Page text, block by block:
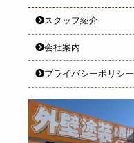
スタッフ紹介
会社案内
プライバシーポリシー